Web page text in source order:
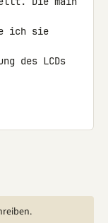
ich sie
des LCDs